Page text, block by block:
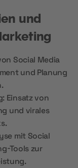
und
Social Media
und Planung
Einsatz von
und virales
mit Social
Tools zur